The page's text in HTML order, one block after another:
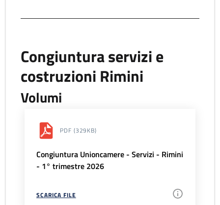
Congiuntura servizi e
costruzioni Rimini
Volumi
PDF (329KB)
Congiuntura Unioncamere - Servizi - Rimini
- 1° trimestre 2026
SCARICA FILE